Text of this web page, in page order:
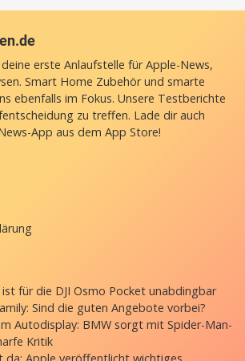
erste Anlaufstelle für Apple-News,
Smart Home Zubehör und smarte
ebenfalls im Fokus. Unsere Testberichte
zu treffen. Lade dir auch
App aus dem App Store!
für die DJI Osmo Pocket unabdingbar
Sind die guten Angebote vorbei?
Autodisplay: BMW sorgt mit Spider-Man-
Kritik